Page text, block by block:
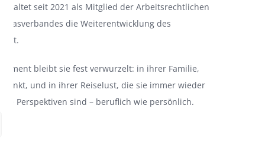
seit 2021 als Mitglied der Arbeitsrechtlichen
die Weiterentwicklung des
mit.
bleibt sie fest verwurzelt: in ihrer Familie,
und in ihrer Reiselust, die sie immer wieder
Perspektiven sind – beruflich wie persönlich.